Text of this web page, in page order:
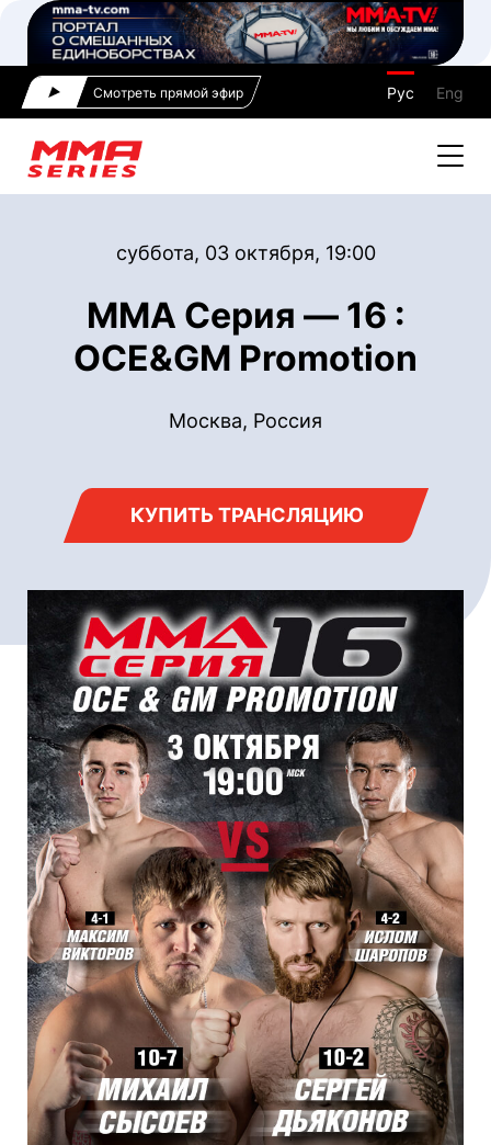
Смотреть прямой эфир Рус Eng
суббота, 03 октября, 19:00
ММА Серия — 16 :
OCE&GM Promotion
Москва, Россия
КУПИТЬ ТРАНСЛЯЦИЮ